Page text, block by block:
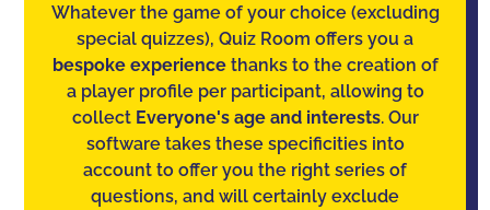
Whatever the game of your choice (excluding
special quizzes), Quiz Room offers you a
bespoke experience thanks to the creation of
a player profile per participant, allowing to
collect Everyone's age and interests. Our
software takes these specificities into
account to offer you the right series of
questions, and will certainly exclude